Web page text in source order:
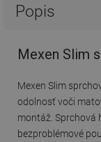
Popis
Mexen Slim
Mexen Slim
odolnosť voči
montáž. Sprchová
bezproblémové